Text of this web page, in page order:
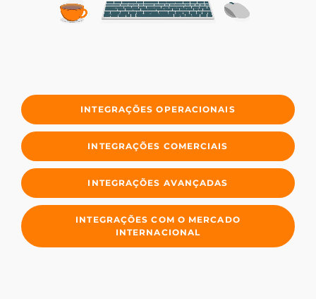
INTEGRAÇÕES OPERACIONAIS
INTEGRAÇÕES COMERCIAIS
INTEGRAÇÕES AVANÇADAS
INTEGRAÇÕES COM O MERCADO
INTERNACIONAL